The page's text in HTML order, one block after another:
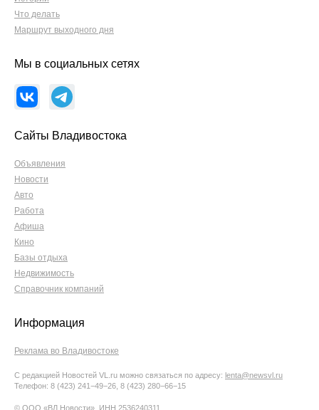
Что делать
Маршрут выходного дня
Мы в социальных сетях
Сайты Владивостока
Объявления
Новости
Авто
Работа
Афиша
Кино
Базы отдыха
Недвижимость
Справочник компаний
Информация
Реклама во Владивостоке
С редакцией Новостей VL.ru можно связаться по адресу: lenta@newsvl.ru
Телефон: 8 (423) 241−49−26, 8 (423) 280−66−15
© ООО «ВЛ Новости», ИНН 2536240311